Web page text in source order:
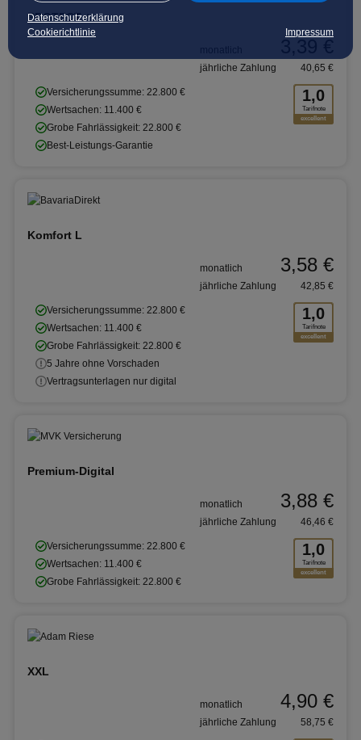
Datenschutzerklärung
Cookierichtlinie
Impressum
PROTECT +
1,0
Tarifnote
excellent
Versicherungssumme: 22.800 €
Wertsachen: 11.400 €
Grobe Fahrlässigkeit: 22.800 €
Best-Leistungs-Garantie
jährliche Zahlung 40,65 €
Komfort L
1,0
Tarifnote
excellent
Versicherungssumme: 22.800 €
Wertsachen: 11.400 €
Grobe Fahrlässigkeit: 22.800 €
5 Jahre ohne Vorschaden
Vertragsunterlagen nur digital
monatlich 3,58 €
jährliche Zahlung 42,85 €
Premium-Digital
1,0
Tarifnote
excellent
Versicherungssumme: 22.800 €
Wertsachen: 11.400 €
Grobe Fahrlässigkeit: 22.800 €
monatlich 3,88 €
jährliche Zahlung 46,46 €
XXL
monatlich 4,90 €
jährliche Zahlung 58,75 €